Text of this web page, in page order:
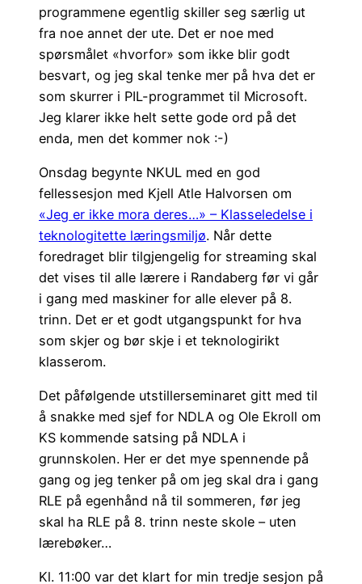
programmene egentlig skiller seg særlig ut
fra noe annet der ute. Det er noe med
spørsmålet «hvorfor» som ikke blir godt
besvart, og jeg skal tenke mer på hva det er
som skurrer i PIL-programmet til Microsoft.
Jeg klarer ikke helt sette gode ord på det
enda, men det kommer nok :-)
Onsdag begynte NKUL med en god
fellessesjon med Kjell Atle Halvorsen om
«Jeg er ikke mora deres…» – Klasseledelse i
teknologitette læringsmiljø. Når dette
foredraget blir tilgjengelig for streaming skal
det vises til alle lærere i Randaberg før vi går
i gang med maskiner for alle elever på 8.
trinn. Det er et godt utgangspunkt for hva
som skjer og bør skje i et teknologirikt
klasserom.
Det påfølgende utstillerseminaret gitt med til
å snakke med sjef for NDLA og Ole Ekroll om
KS kommende satsing på NDLA i
grunnskolen. Her er det mye spennende på
gang og jeg tenker på om jeg skal dra i gang
RLE på egenhånd nå til sommeren, før jeg
skal ha RLE på 8. trinn neste skole – uten
lærebøker…
Kl. 11:00 var det klart for min tredje sesjon på